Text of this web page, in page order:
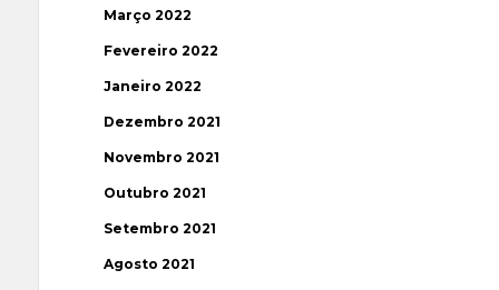
Março 2022
Fevereiro 2022
Janeiro 2022
Dezembro 2021
Novembro 2021
Outubro 2021
Setembro 2021
Agosto 2021